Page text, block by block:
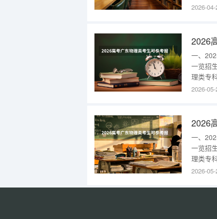
医疗装
2026-
一、
一览招
理类专
者
2026-
一、
一览招
理类专
广东
且不招
2026-